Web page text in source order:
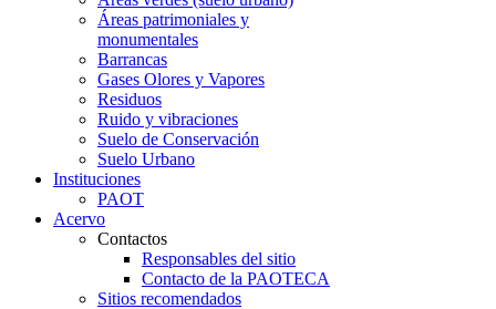
Áreas patrimoniales y
monumentales
Barrancas
Gases Olores y Vapores
Residuos
Ruido y vibraciones
Suelo de Conservación
Suelo Urbano
Instituciones
PAOT
Acervo
Contactos
Responsables del sitio
Contacto de la PAOTECA
Sitios recomendados